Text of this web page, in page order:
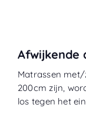
Afwijkende
Matrassen
200cm zijn,
los tegen het